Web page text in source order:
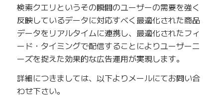
検索クエリというその瞬間のユーザーの需要を強く
反映しているデータに対応すべく最適化された商品
データをリアルタイムに連携し、最適化されたフィ
ード・タイミングで配信することによりユーザーニ
ーズを捉えた効果的な広告運用が実現します。
詳細につきましては、以下よりメールにてお問い合
わせ下さい。